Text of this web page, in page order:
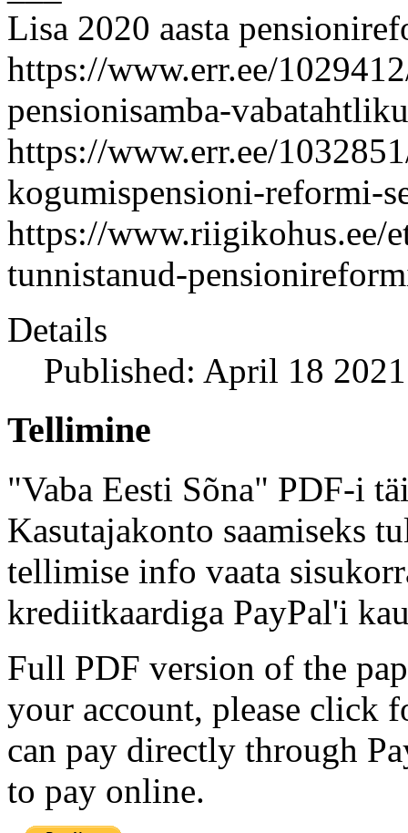
Lisa 2020 aasta
https://www.err.ee/
pensionisamba-
https://www.err.ee/
kogumispensioni-reformi-
https://www.riigikohus.ee/
tunnistanud-
Details
Published: April 18 2021
Tellimine
"Vaba Eesti Sõna" PDF-i
Kasutajakonto saamiseks
tellimise info vaata
krediitkaardiga PayPal'i
Full PDF version of the
your account, please click
can pay directly through
to pay online.